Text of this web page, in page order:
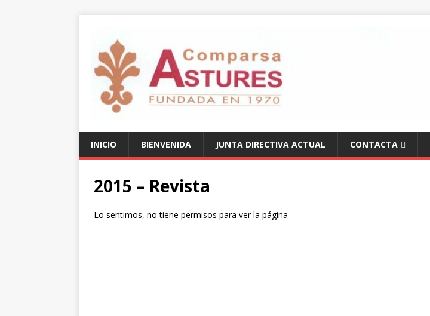
INICIO BIENVENIDA JUNTA DIRECTIVA ACTUAL CONTACTA
2015 – Revista
Lo sentimos, no tiene permisos para ver la página